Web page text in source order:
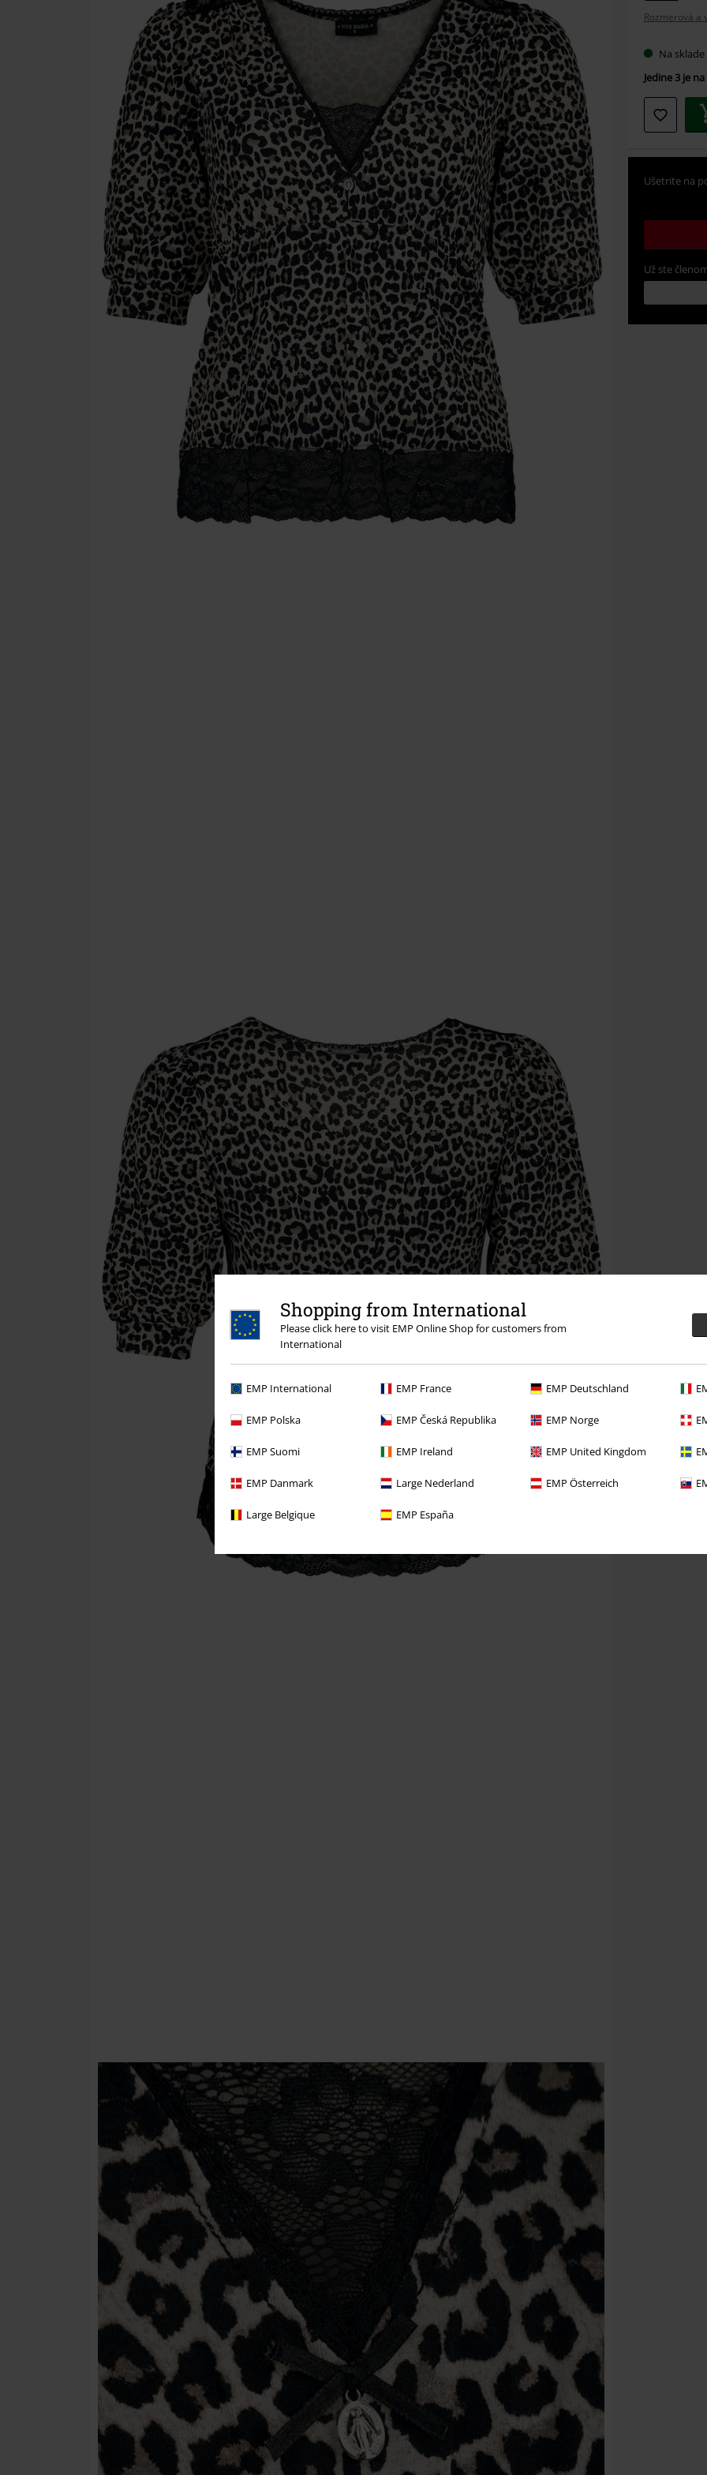
Shopping from International
Please click here to visit EMP Online Shop for customers from
International
EMP International EMP France EMP Deutschland
EMP Polska EMP Česká Republika EMP Norge
EMP Suomi EMP Ireland EMP United Kingdom
EMP Danmark Large Nederland EMP Österreich
Large Belgique EMP España
veľkosť
Rozmerová a
Na sklade
Jedine 3 je
Ušetrite na
Už ste